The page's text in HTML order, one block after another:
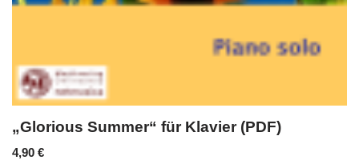
„Glorious Summer“ für Klavier (PDF)
4,90 €